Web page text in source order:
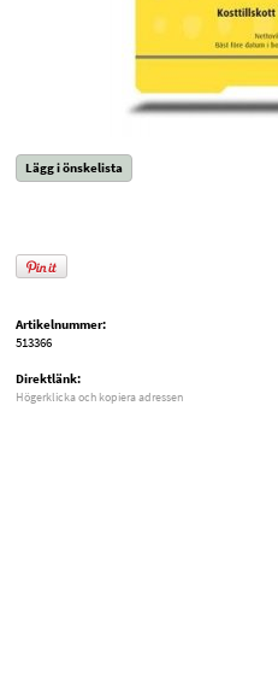
Lägg i önskelista
Artikelnummer:
513366
Direktlänk:
Högerklicka och kopiera adressen